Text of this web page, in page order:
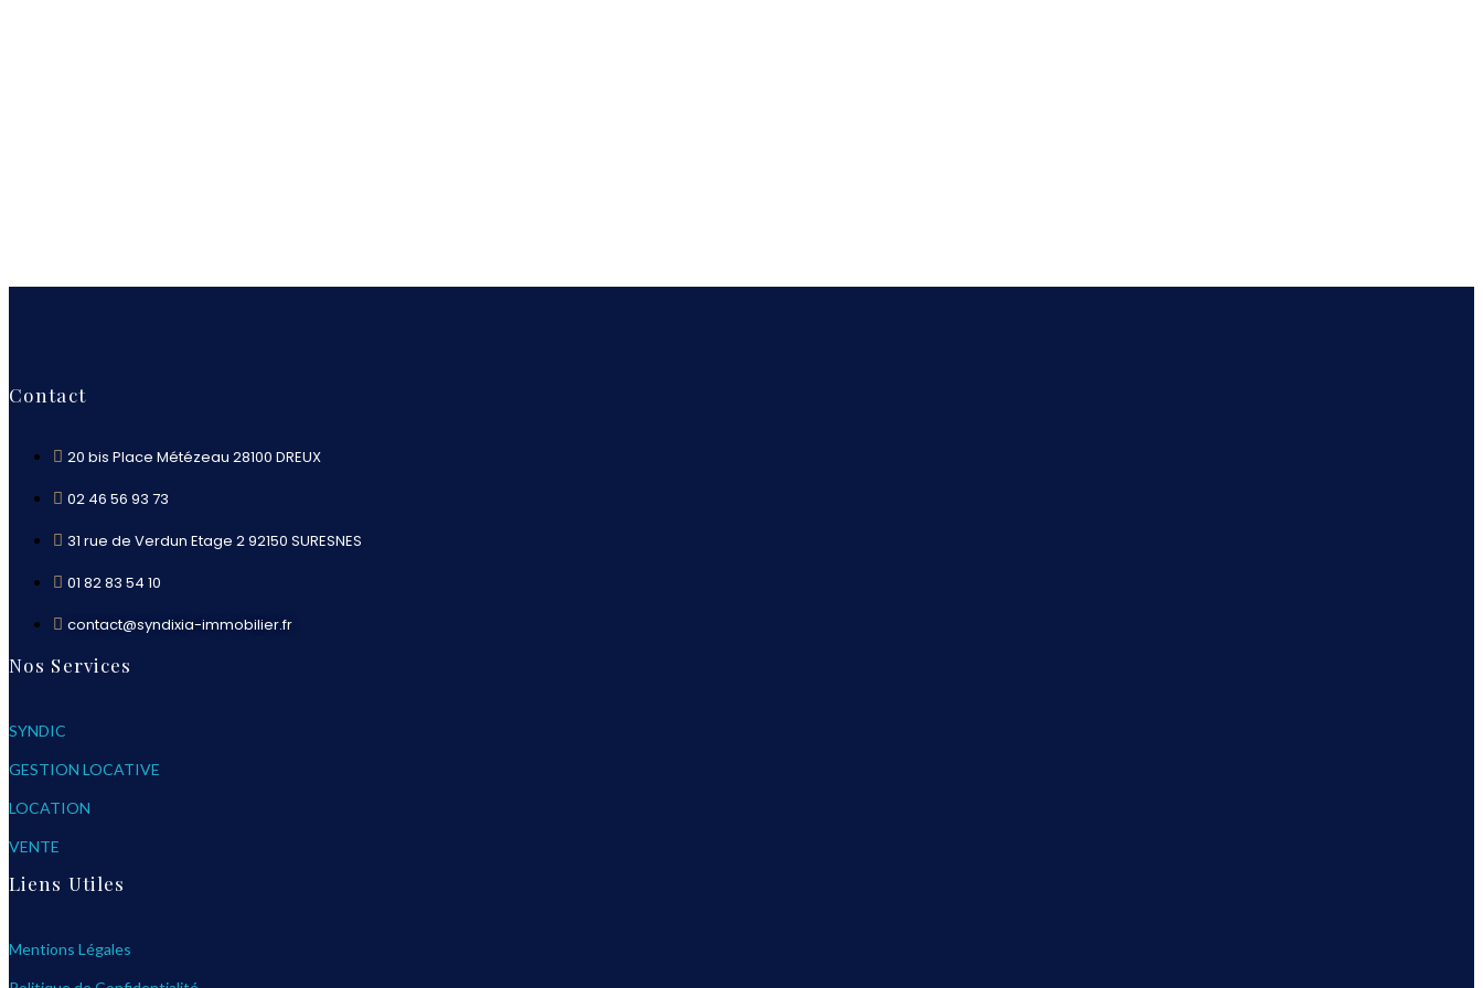
Contact
20 bis Place Métézeau 28100 DREUX
02 46 56 93 73
31 rue de Verdun Etage 2 92150 SURESNES
01 82 83 54 10
contact@syndixia-immobilier.fr
Nos Services
SYNDIC
GESTION LOCATIVE
LOCATION
VENTE
Liens Utiles
Mentions Légales